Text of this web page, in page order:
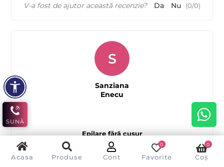
Acasa Produse Cont Favorite
0
Coș
0
V-a fost de ajutor această recenzie? Da Nu (0/0)
Epilare fără cusur
S
Sanziana
Enecu
SUNĂ